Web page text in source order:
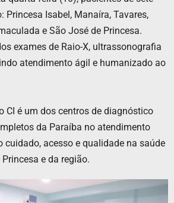
Princesa Isabel, Manaíra, Tavares,
e São José de Princesa.
exames de Raio-X, ultrassonografia
atendimento ágil e humanizado ao
CI é um dos centros de diagnóstico
da Paraíba no atendimento
cuidado, acesso e qualidade na saúde
e da região.